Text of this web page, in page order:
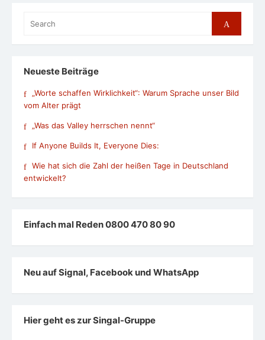
for:
Search
Neueste Beiträge
„Worte schaffen Wirklichkeit“: Warum Sprache unser Bild
vom Alter prägt
„Was das Valley herrschen nennt“
If Anyone Builds It, Everyone Dies:
Wie hat sich die Zahl der heißen Tage in Deutschland
entwickelt?
Einfach mal Reden 0800 470 80 90
Neu auf Signal, Facebook und WhatsApp
Hier geht es zur Singal-Gruppe